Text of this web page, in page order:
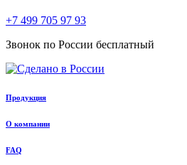
+7 499 705 97 93
Звонок по России бесплатный
Продукция
О компании
FAQ